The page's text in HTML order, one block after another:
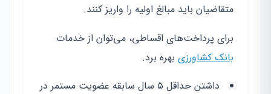
متقاضیان باید مبالغ اولیه را واریز کنند.
برای پرداخت‌های اقساطی، می‌توان از خدمات
بانک کشاورزی بهره برد.
داشتن حداقل ۵ سال سابقه عضویت مستمر در